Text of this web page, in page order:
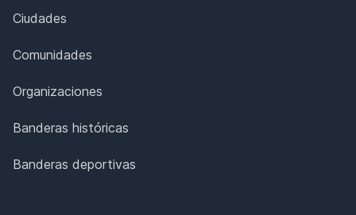
Ciudades
Comunidades
Organizaciones
Banderas históricas
Banderas deportivas